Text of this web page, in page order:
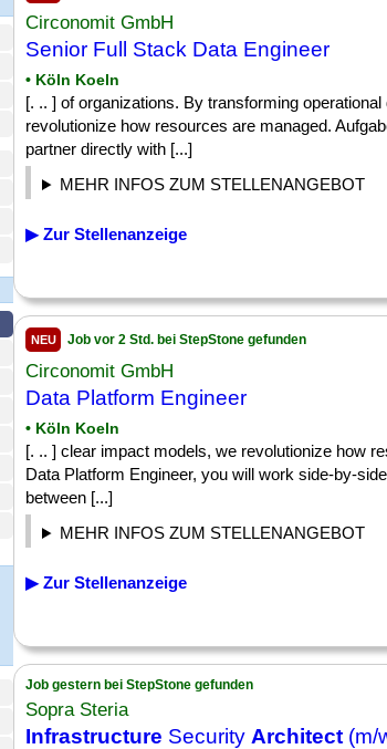
Circonomit GmbH
Senior Full Stack Data Engineer
• Köln Koeln
[. .. ] of organizations. By transforming
revolutionize how resources are managed.
partner directly with [...]
MEHR INFOS ZUM STELLENANGEBOT
▶ Zur Stellenanzeige
NEU Job vor 2 Std. bei StepStone gefunden
Circonomit GmbH
Data Platform Engineer
• Köln Koeln
[. .. ] clear impact models, we revolutionize how
Data Platform Engineer, you will work side-by-
between [...]
MEHR INFOS ZUM STELLENANGEBOT
▶ Zur Stellenanzeige
Job gestern bei StepStone gefunden
Sopra Steria
Infrastructure Security Architect (m/